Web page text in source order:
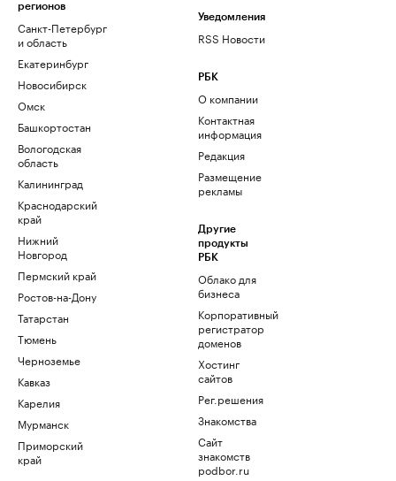
регионов
Санкт-Петербург
и область
Екатеринбург
Новосибирск
Омск
Башкортостан
Вологодская
область
Калининград
Краснодарский
край
Нижний
Новгород
Пермский край
Ростов-на-Дону
Татарстан
Тюмень
Черноземье
Кавказ
Карелия
Мурманск
Приморский
край
Уведомления
RSS Новости
РБК
О компании
Контактная
информация
Редакция
Размещение
рекламы
Другие
продукты
РБК
Облако для
бизнеса
Корпоративный
регистратор
доменов
Хостинг
сайтов
Рег.решения
Знакомства
Сайт
знакомств
podbor.ru